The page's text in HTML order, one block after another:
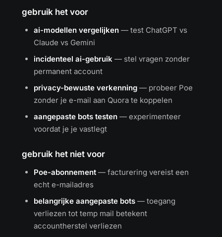
gebruik het voor
ai-modellen vergelijken — test ChatGPT vs
Claude vs Gemini
incidenteel ai-gebruik — stel vragen zonder
permanent account
privacy-bewuste verkenning — probeer Poe
zonder je e-mail aan Quora te koppelen
aangepaste bots testen — experimenteer
voordat je je vastlegt
gebruik het niet voor
Poe-abonnement — facturering vereist een
echt e-mailadres
belangrijke aangepaste bots — toegang
verliezen tot temp mail betekent
accountherstel verliezen